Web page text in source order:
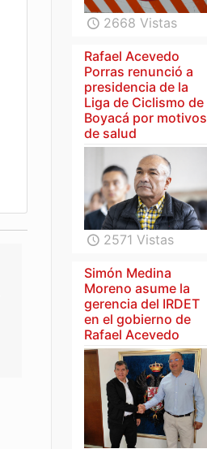
2668 Vistas
Rafael Acevedo
Porras renunció a
presidencia de la
Liga de Ciclismo de
Boyacá por motivos
de salud
2571 Vistas
Simón Medina
Moreno asume la
gerencia del IRDET
en el gobierno de
Rafael Acevedo